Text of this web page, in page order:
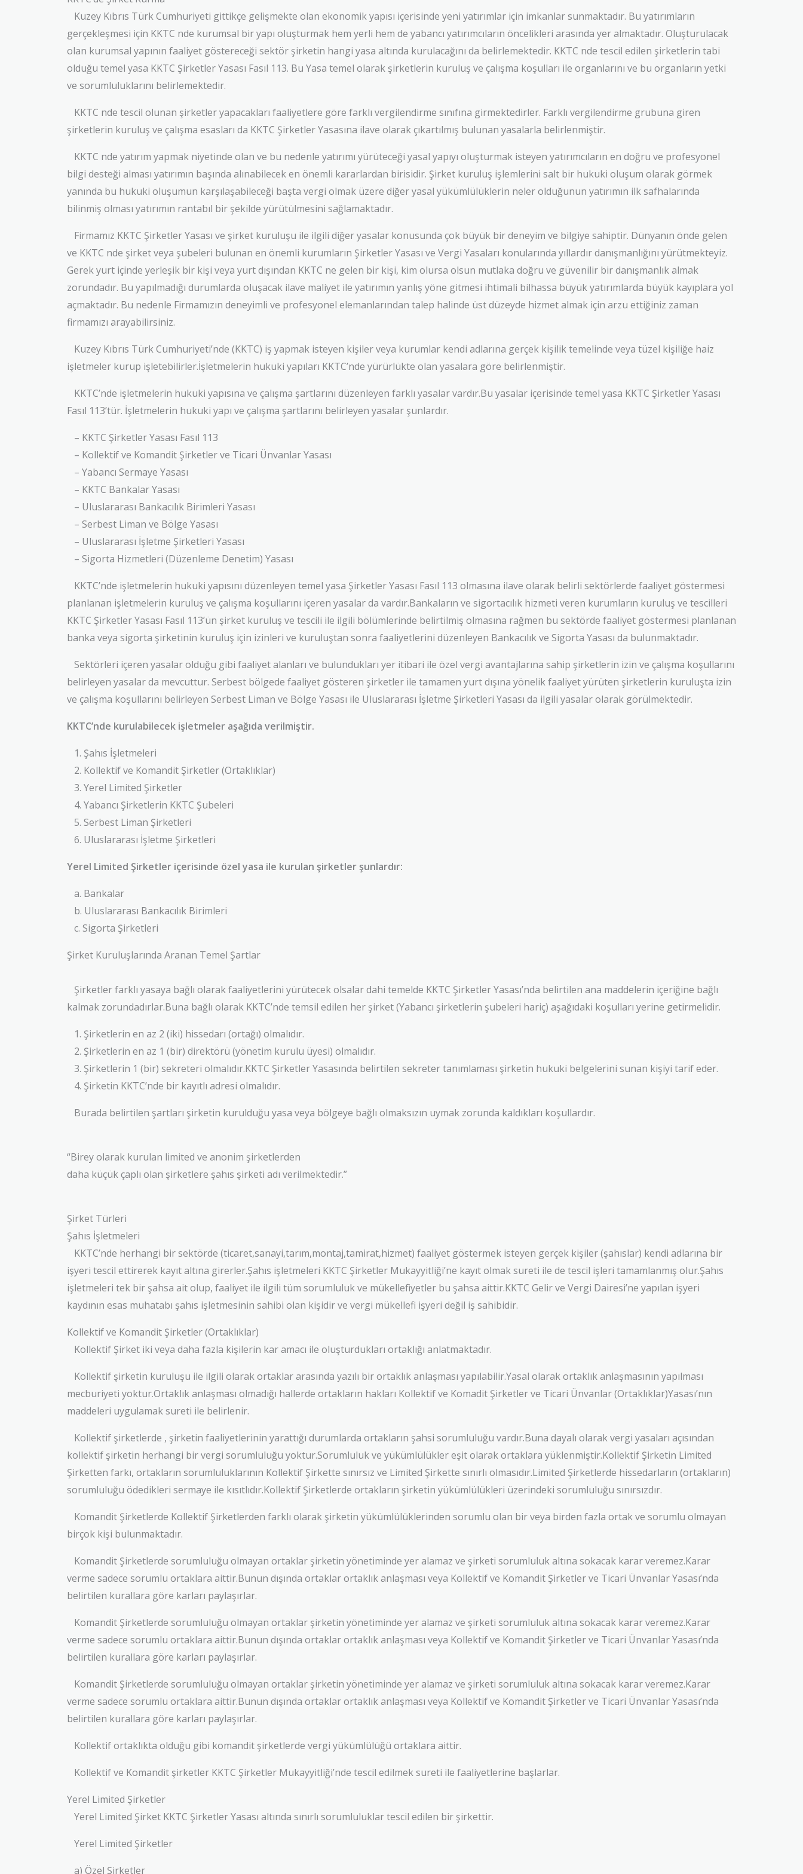
Kuzey Kıbrıs Türk Cumhuriyeti gittikçe gelişmekte olan ekonomik yapısı içerisinde yeni yatırımlar için imkanlar sunmaktadır. Bu yatırımların
gerçekleşmesi için KKTC nde kurumsal bir yapı oluşturmak hem yerli hem de yabancı yatırımcıların öncelikleri arasında yer almaktadır. Oluşturulacak
olan kurumsal yapının faaliyet göstereceği sektör şirketin hangi yasa altında kurulacağını da belirlemektedir. KKTC nde tescil edilen şirketlerin tabi
olduğu temel yasa KKTC Şirketler Yasası Fasıl 113. Bu Yasa temel olarak şirketlerin kuruluş ve çalışma koşulları ile organlarını ve bu organların yetki
ve sorumluluklarını belirlemektedir.
KKTC nde tescil olunan şirketler yapacakları faaliyetlere göre farklı vergilendirme sınıfına girmektedirler. Farklı vergilendirme grubuna giren
şirketlerin kuruluş ve çalışma esasları da KKTC Şirketler Yasasına ilave olarak çıkartılmış bulunan yasalarla belirlenmiştir.
KKTC nde yatırım yapmak niyetinde olan ve bu nedenle yatırımı yürüteceği yasal yapıyı oluşturmak isteyen yatırımcıların en doğru ve profesyonel
bilgi desteği alması yatırımın başında alınabilecek en önemli kararlardan birisidir. Şirket kuruluş işlemlerini salt bir hukuki oluşum olarak görmek
yanında bu hukuki oluşumun karşılaşabileceği başta vergi olmak üzere diğer yasal yükümlülüklerin neler olduğunun yatırımın ilk safhalarında
bilinmiş olması yatırımın rantabıl bir şekilde yürütülmesini sağlamaktadır.
Firmamız KKTC Şirketler Yasası ve şirket kuruluşu ile ilgili diğer yasalar konusunda çok büyük bir deneyim ve bilgiye sahiptir. Dünyanın önde gelen
ve KKTC nde şirket veya şubeleri bulunan en önemli kurumların Şirketler Yasası ve Vergi Yasaları konularında yıllardır danışmanlığını yürütmekteyiz.
Gerek yurt içinde yerleşik bir kişi veya yurt dışından KKTC ne gelen bir kişi, kim olursa olsun mutlaka doğru ve güvenilir bir danışmanlık almak
zorundadır. Bu yapılmadığı durumlarda oluşacak ilave maliyet ile yatırımın yanlış yöne gitmesi ihtimali bilhassa büyük yatırımlarda büyük kayıplara yol
açmaktadır. Bu nedenle Firmamızın deneyimli ve profesyonel elemanlarından talep halinde üst düzeyde hizmet almak için arzu ettiğiniz zaman
firmamızı arayabilirsiniz.
Kuzey Kıbrıs Türk Cumhuriyeti’nde (KKTC) iş yapmak isteyen kişiler veya kurumlar kendi adlarına gerçek kişilik temelinde veya tüzel kişiliğe haiz
işletmeler kurup işletebilirler.İşletmelerin hukuki yapıları KKTC’nde yürürlükte olan yasalara göre belirlenmiştir.
KKTC’nde işletmelerin hukuki yapısına ve çalışma şartlarını düzenleyen farklı yasalar vardır.Bu yasalar içerisinde temel yasa KKTC Şirketler Yasası
Fasıl 113’tür. İşletmelerin hukuki yapı ve çalışma şartlarını belirleyen yasalar şunlardır.
– KKTC Şirketler Yasası Fasıl 113
– Kollektif ve Komandit Şirketler ve Ticari Ünvanlar Yasası
– Yabancı Sermaye Yasası
– KKTC Bankalar Yasası
– Uluslararası Bankacılık Birimleri Yasası
– Serbest Liman ve Bölge Yasası
– Uluslararası İşletme Şirketleri Yasası
– Sigorta Hizmetleri (Düzenleme Denetim) Yasası
KKTC’nde işletmelerin hukuki yapısını düzenleyen temel yasa Şirketler Yasası Fasıl 113 olmasına ilave olarak belirli sektörlerde faaliyet göstermesi
planlanan işletmelerin kuruluş ve çalışma koşullarını içeren yasalar da vardır.Bankaların ve sigortacılık hizmeti veren kurumların kuruluş ve tescilleri
KKTC Şirketler Yasası Fasıl 113’ün şirket kuruluş ve tescili ile ilgili bölümlerinde belirtilmiş olmasına rağmen bu sektörde faaliyet göstermesi planlanan
banka veya sigorta şirketinin kuruluş için izinleri ve kuruluştan sonra faaliyetlerini düzenleyen Bankacılık ve Sigorta Yasası da bulunmaktadır.
Sektörleri içeren yasalar olduğu gibi faaliyet alanları ve bulundukları yer itibari ile özel vergi avantajlarına sahip şirketlerin izin ve çalışma koşullarını
belirleyen yasalar da mevcuttur. Serbest bölgede faaliyet gösteren şirketler ile tamamen yurt dışına yönelik faaliyet yürüten şirketlerin kuruluşta izin
ve çalışma koşullarını belirleyen Serbest Liman ve Bölge Yasası ile Uluslararası İşletme Şirketleri Yasası da ilgili yasalar olarak görülmektedir.
KKTC’nde kurulabilecek işletmeler aşağıda verilmiştir.
1. Şahıs İşletmeleri
2. Kollektif ve Komandit Şirketler (Ortaklıklar)
3. Yerel Limited Şirketler
4. Yabancı Şirketlerin KKTC Şubeleri
5. Serbest Liman Şirketleri
6. Uluslararası İşletme Şirketleri
Yerel Limited Şirketler içerisinde özel yasa ile kurulan şirketler şunlardır:
a. Bankalar
b. Uluslararası Bankacılık Birimleri
c. Sigorta Şirketleri
Şirket Kuruluşlarında Aranan Temel Şartlar
Şirketler farklı yasaya bağlı olarak faaliyetlerini yürütecek olsalar dahi temelde KKTC Şirketler Yasası’nda belirtilen ana maddelerin içeriğine bağlı
kalmak zorundadırlar.Buna bağlı olarak KKTC’nde temsil edilen her şirket (Yabancı şirketlerin şubeleri hariç) aşağıdaki koşulları yerine getirmelidir.
1. Şirketlerin en az 2 (iki) hissedarı (ortağı) olmalıdır.
2. Şirketlerin en az 1 (bir) direktörü (yönetim kurulu üyesi) olmalıdır.
3. Şirketlerin 1 (bir) sekreteri olmalıdır.KKTC Şirketler Yasasında belirtilen sekreter tanımlaması şirketin hukuki belgelerini sunan kişiyi tarif eder.
4. Şirketin KKTC’nde bir kayıtlı adresi olmalıdır.
Burada belirtilen şartları şirketin kurulduğu yasa veya bölgeye bağlı olmaksızın uymak zorunda kaldıkları koşullardır.
“Birey olarak kurulan limited ve anonim şirketlerden
daha küçük çaplı olan şirketlere şahıs şirketi adı verilmektedir.”
Şirket Türleri
Şahıs İşletmeleri
KKTC’nde herhangi bir sektörde (ticaret,sanayi,tarım,montaj,tamirat,hizmet) faaliyet göstermek isteyen gerçek kişiler (şahıslar) kendi adlarına bir
işyeri tescil ettirerek kayıt altına girerler.Şahıs işletmeleri KKTC Şirketler Mukayyitliği’ne kayıt olmak sureti ile de tescil işleri tamamlanmış olur.Şahıs
işletmeleri tek bir şahsa ait olup, faaliyet ile ilgili tüm sorumluluk ve mükellefiyetler bu şahsa aittir.KKTC Gelir ve Vergi Dairesi’ne yapılan işyeri
kaydının esas muhatabı şahıs işletmesinin sahibi olan kişidir ve vergi mükellefi işyeri değil iş sahibidir.
Kollektif ve Komandit Şirketler (Ortaklıklar)
Kollektif Şirket iki veya daha fazla kişilerin kar amacı ile oluşturdukları ortaklığı anlatmaktadır.
Kollektif şirketin kuruluşu ile ilgili olarak ortaklar arasında yazılı bir ortaklık anlaşması yapılabilir.Yasal olarak ortaklık anlaşmasının yapılması
mecburiyeti yoktur.Ortaklık anlaşması olmadığı hallerde ortakların hakları Kollektif ve Komadit Şirketler ve Ticari Ünvanlar (Ortaklıklar)Yasası’nın
maddeleri uygulamak sureti ile belirlenir.
Kollektif şirketlerde , şirketin faaliyetlerinin yarattığı durumlarda ortakların şahsi sorumluluğu vardır.Buna dayalı olarak vergi yasaları açısından
kollektif şirketin herhangi bir vergi sorumluluğu yoktur.Sorumluluk ve yükümlülükler eşit olarak ortaklara yüklenmiştir.Kollektif Şirketin Limited
Şirketten farkı, ortakların sorumluluklarının Kollektif Şirkette sınırsız ve Limited Şirkette sınırlı olmasıdır.Limited Şirketlerde hissedarların (ortakların)
sorumluluğu ödedikleri sermaye ile kısıtlıdır.Kollektif Şirketlerde ortakların şirketin yükümlülükleri üzerindeki sorumluluğu sınırsızdır.
Komandit Şirketlerde Kollektif Şirketlerden farklı olarak şirketin yükümlülüklerinden sorumlu olan bir veya birden fazla ortak ve sorumlu olmayan
birçok kişi bulunmaktadır.
Komandit Şirketlerde sorumluluğu olmayan ortaklar şirketin yönetiminde yer alamaz ve şirketi sorumluluk altına sokacak karar veremez.Karar
verme sadece sorumlu ortaklara aittir.Bunun dışında ortaklar ortaklık anlaşması veya Kollektif ve Komandit Şirketler ve Ticari Ünvanlar Yasası’nda
belirtilen kurallara göre karları paylaşırlar.
Komandit Şirketlerde sorumluluğu olmayan ortaklar şirketin yönetiminde yer alamaz ve şirketi sorumluluk altına sokacak karar veremez.Karar
verme sadece sorumlu ortaklara aittir.Bunun dışında ortaklar ortaklık anlaşması veya Kollektif ve Komandit Şirketler ve Ticari Ünvanlar Yasası’nda
belirtilen kurallara göre karları paylaşırlar.
Komandit Şirketlerde sorumluluğu olmayan ortaklar şirketin yönetiminde yer alamaz ve şirketi sorumluluk altına sokacak karar veremez.Karar
verme sadece sorumlu ortaklara aittir.Bunun dışında ortaklar ortaklık anlaşması veya Kollektif ve Komandit Şirketler ve Ticari Ünvanlar Yasası’nda
belirtilen kurallara göre karları paylaşırlar.
Kollektif ortaklıkta olduğu gibi komandit şirketlerde vergi yükümlülüğü ortaklara aittir.
Kollektif ve Komandit şirketler KKTC Şirketler Mukayyitliği’nde tescil edilmek sureti ile faaliyetlerine başlarlar.
Yerel Limited Şirketler
Yerel Limited Şirket KKTC Şirketler Yasası altında sınırlı sorumluluklar tescil edilen bir şirkettir.
Yerel Limited Şirketler
a) Özel Şirketler